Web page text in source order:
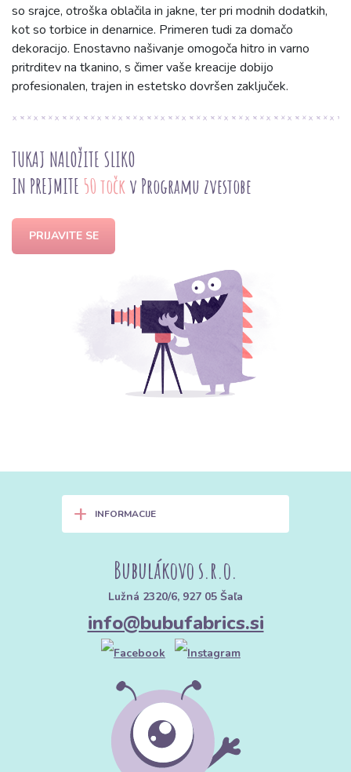
so srajce, otroška oblačila in jakne, ter pri modnih dodatkih,
kot so torbice in denarnice. Primeren tudi za domačo
dekoracijo. Enostavno našivanje omogoča hitro in varno
pritrditev na tkanino, s čimer vaše kreacije dobijo
profesionalen, trajen in estetsko dovršen zaključek.
TUKAJ NALOŽITE SLIKO
IN PREJMITE 50 točk v Programu zvestobe
PRIJAVITE SE
+ INFORMACIJE
Bubulákovo s.r.o.
Lužná 2320/6, 927 05 Šaľa
info@bubufabrics.si